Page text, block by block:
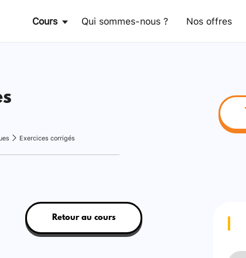
Cours Qui sommes-nous ? Nos offres
Exercices corrigés
Retour au cours